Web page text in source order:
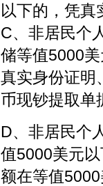
以下的，凭
C、非居民个
储等值5000
真实身份证明
币现钞提取单
D、非居民个
值5000美元
额在等值